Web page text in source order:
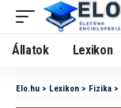
Állatok Lexikon
Elo.hu > Lexikon > Fizika >